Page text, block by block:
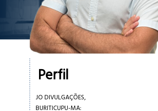
Perfil
JO DIVULGAÇÕES,
BURITICUPU-MA: